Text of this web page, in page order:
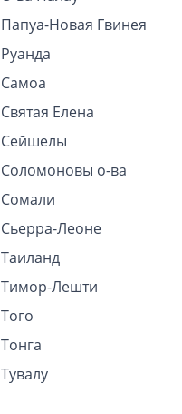
Папуа-Новая Гвинея
Руанда
Самоа
Святая Елена
Сейшелы
Соломоновы о-ва
Сомали
Сьерра-Леоне
Таиланд
Тимор-Лешти
Того
Тонга
Тувалу